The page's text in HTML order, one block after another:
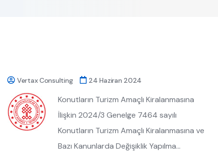
Vertax Consulting 24 Haziran 2024
Konutların Turizm Amaçlı Kiralanmasına
İlişkin 2024/3 Genelge 7464 sayılı
Konutların Turizm Amaçlı Kiralanmasına ve
Bazı Kanunlarda Değişiklik Yapılma…